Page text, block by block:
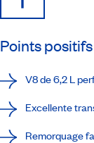
Points positifs
V8 de 6,2 L
Excellente
Remorquage